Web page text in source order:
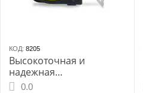
КОД: 8205
Высокоточная и
надежная
измерительная рулетка
0.0